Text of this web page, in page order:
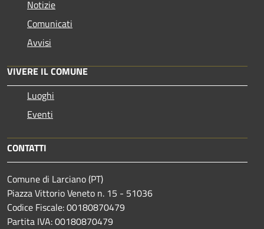
Notizie
Comunicati
Avvisi
VIVERE IL COMUNE
Luoghi
Eventi
CONTATTI
Comune di Larciano (PT)
Piazza Vittorio Veneto n. 15 - 51036
Codice Fiscale: 00180870479
Partita IVA: 00180870479